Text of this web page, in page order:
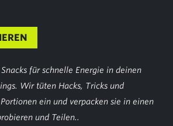
für schnelle Energie in deinen
Wir tüten Hacks, Tricks und
ein und verpacken sie in einen
und Teilen..